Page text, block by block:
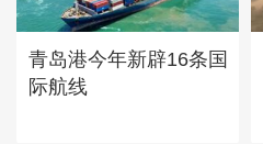
青岛港今年新辟16条国
际航线